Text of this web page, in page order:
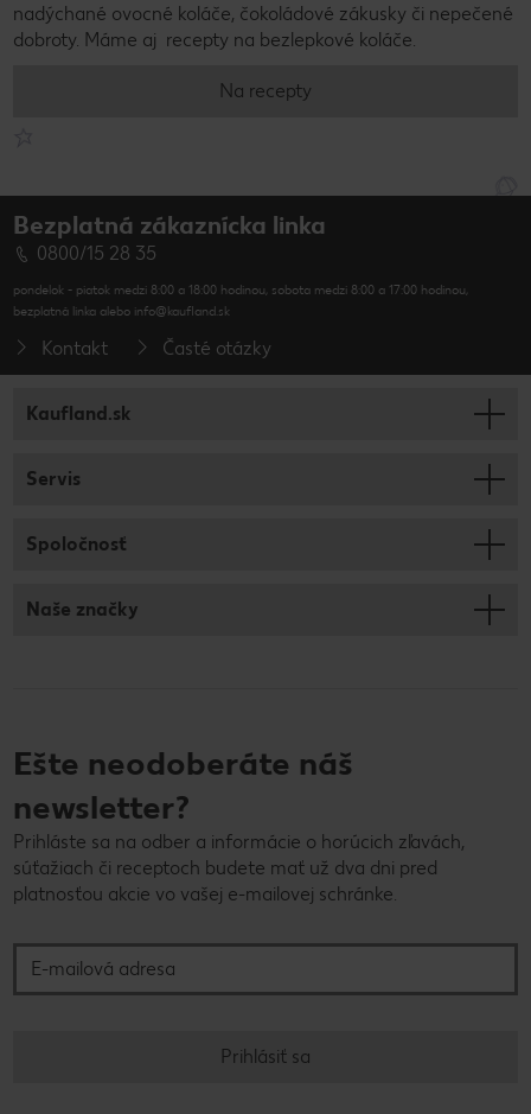
nadýchané ovocné koláče, čokoládové zákusky či nepečené
dobroty. Máme aj recepty na bezlepkové koláče.
Na recepty
Bezplatná zákaznícka linka
0800/15 28 35
pondelok - piatok medzi 8:00 a 18:00 hodinou, sobota medzi 8:00 a 17:00 hodinou,
bezplatná linka alebo info@kaufland.sk
Kontakt Časté otázky
Kaufland.sk
Servis
Spoločnosť
Naše značky
Ešte neodoberáte náš
newsletter?
Prihláste sa na odber a informácie o horúcich zľavách,
súťažiach či receptoch budete mať už dva dni pred
platnosťou akcie vo vašej e-mailovej schránke.
Prihlásiť sa